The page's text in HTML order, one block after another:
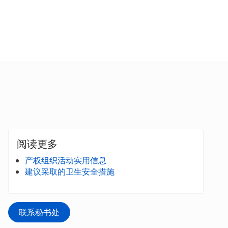
阅读更多
产权组织活动实用信息
建议采取的卫生安全措施
联系秘书处